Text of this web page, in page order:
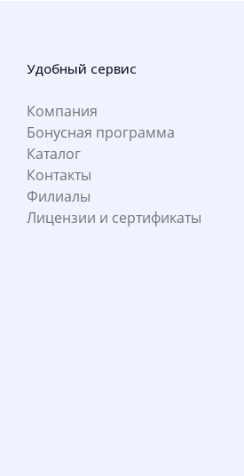
Удобный сервис
Компания
Бонусная программа
Каталог
Контакты
Филиалы
Лицензии и сертификаты